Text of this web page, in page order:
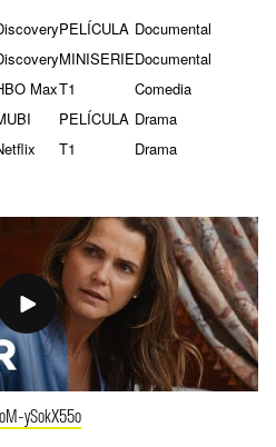
PELÍCULA Documental
MINISERIEDocumental
MaxT1
Comedia
PELÍCULA Drama
T1 Drama
ySokX55o